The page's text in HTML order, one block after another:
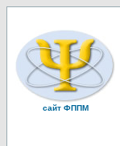
сайт ФППМ